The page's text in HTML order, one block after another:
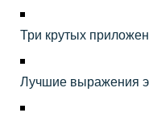
Три крутых
Лучшие выражения